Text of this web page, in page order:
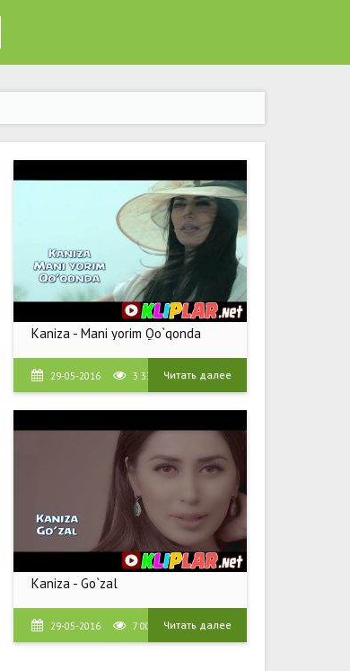
Kaniza - Mani yorim Qo`qonda
29-05-2016 3 333 Читать далее
Kaniza - Go`zal
29-05-2016 7 004 Читать далее